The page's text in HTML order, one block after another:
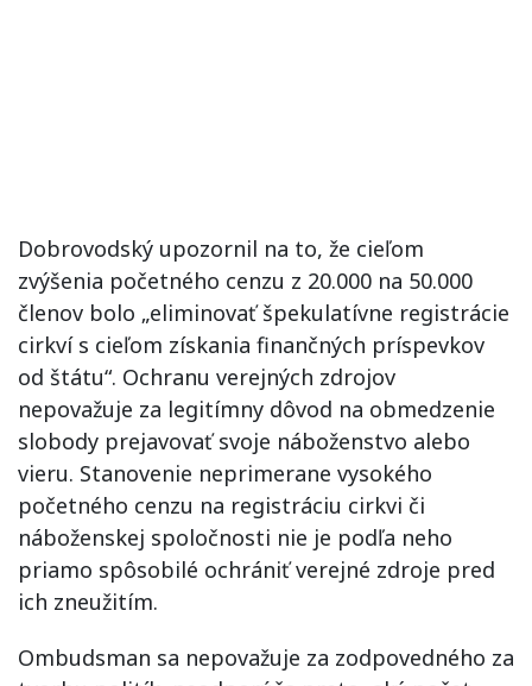
Dobrovodský upozornil na to, že cieľom
zvýšenia početného cenzu z 20.000 na 50.000
členov bolo „eliminovať špekulatívne registrácie
cirkví s cieľom získania finančných príspevkov
od štátu“. Ochranu verejných zdrojov
nepovažuje za legitímny dôvod na obmedzenie
slobody prejavovať svoje náboženstvo alebo
vieru. Stanovenie neprimerane vysokého
početného cenzu na registráciu cirkvi či
náboženskej spoločnosti nie je podľa neho
priamo spôsobilé ochrániť verejné zdroje pred
ich zneužitím.
Ombudsman sa nepovažuje za zodpovedného za